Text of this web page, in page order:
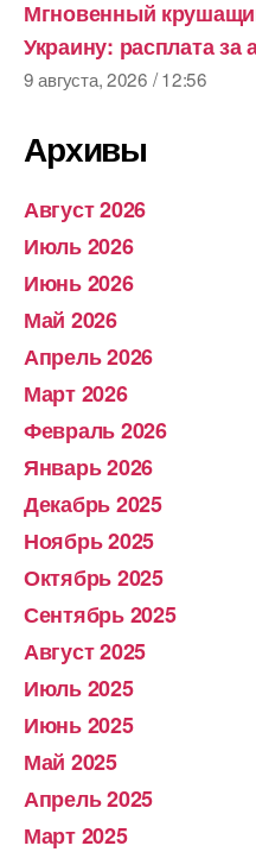
Мгновенный
Украину: расплата за
9 августа, 2026 / 12:56
Архивы
Август 2026
Июль 2026
Июнь 2026
Май 2026
Апрель 2026
Март 2026
Февраль 2026
Январь 2026
Декабрь 2025
Ноябрь 2025
Октябрь 2025
Сентябрь 2025
Август 2025
Июль 2025
Июнь 2025
Май 2025
Апрель 2025
Март 2025